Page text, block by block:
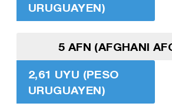
URUGUAYEN)
5 AFN (AFGHANI
2,61 UYU (PESO
URUGUAYEN)